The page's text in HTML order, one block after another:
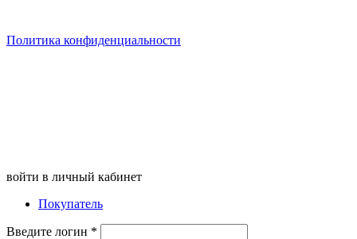
Политика конфиденциальности
войти в личный кабинет
Покупатель
Введите логин *